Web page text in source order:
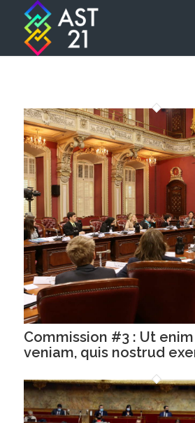
Commission #3 : Ut
veniam, quis nostrud